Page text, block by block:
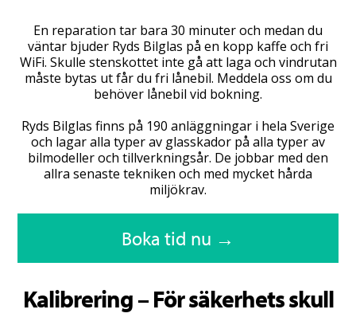
En reparation tar bara 30 minuter och medan du
väntar bjuder Ryds Bilglas på en kopp kaffe och fri
WiFi. Skulle stenskottet inte gå att laga och vindrutan
måste bytas ut får du fri lånebil. Meddela oss om du
behöver lånebil vid bokning.
Ryds Bilglas finns på 190 anläggningar i hela Sverige
och lagar alla typer av glasskador på alla typer av
bilmodeller och tillverkningsår. De jobbar med den
allra senaste tekniken och med mycket hårda
miljökrav.
Boka tid nu →
Kalibrering – För säkerhets skull